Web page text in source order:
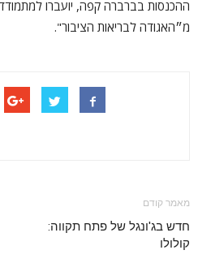
ההכנסות בברברה קפה, יועברו
מ״האגודה לבריאות הציבור".
מאמר קודם
חדש בג'ונגל של פתח תקווה:
קולולו